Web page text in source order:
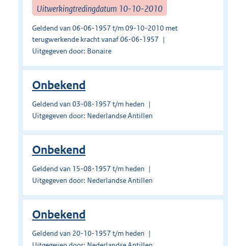
Uitwerkingtredingdatum 10-10-2010
Geldend van 06-06-1957 t/m 09-10-2010 met
terugwerkende kracht vanaf 06-06-1957
Uitgegeven door: Bonaire
Onbekend
Geldend van 03-08-1957 t/m heden
Uitgegeven door: Nederlandse Antillen
Onbekend
Geldend van 15-08-1957 t/m heden
Uitgegeven door: Nederlandse Antillen
Onbekend
Geldend van 20-10-1957 t/m heden